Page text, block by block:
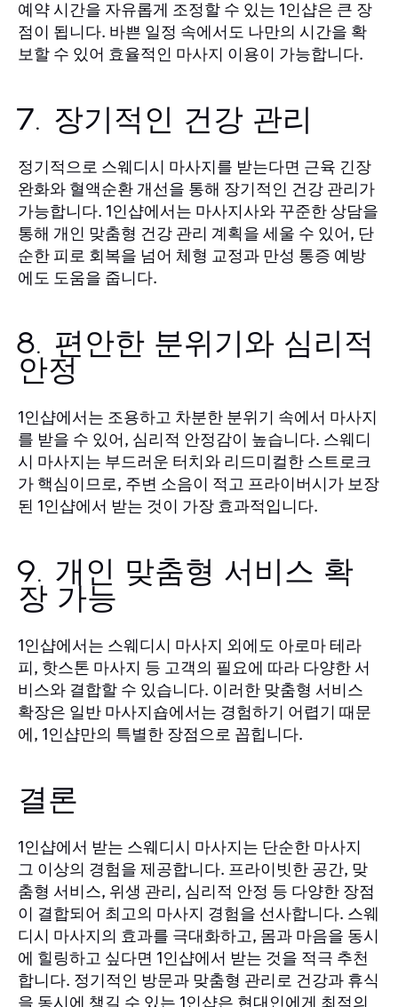
예약 시간을 자유롭게 조정할 수 있는 1인샵은 큰 장
점이 됩니다. 바쁜 일정 속에서도 나만의 시간을 확
보할 수 있어 효율적인 마사지 이용이 가능합니다.
7. 장기적인 건강 관리
정기적으로 스웨디시 마사지를 받는다면 근육 긴장
완화와 혈액순환 개선을 통해 장기적인 건강 관리가
가능합니다. 1인샵에서는 마사지사와 꾸준한 상담을
통해 개인 맞춤형 건강 관리 계획을 세울 수 있어, 단
순한 피로 회복을 넘어 체형 교정과 만성 통증 예방
에도 도움을 줍니다.
8. 편안한 분위기와 심리적
안정
1인샵에서는 조용하고 차분한 분위기 속에서 마사지
를 받을 수 있어, 심리적 안정감이 높습니다. 스웨디
시 마사지는 부드러운 터치와 리드미컬한 스트로크
가 핵심이므로, 주변 소음이 적고 프라이버시가 보장
된 1인샵에서 받는 것이 가장 효과적입니다.
9. 개인 맞춤형 서비스 확
장 가능
1인샵에서는 스웨디시 마사지 외에도 아로마 테라
피, 핫스톤 마사지 등 고객의 필요에 따라 다양한 서
비스와 결합할 수 있습니다. 이러한 맞춤형 서비스
확장은 일반 마사지숍에서는 경험하기 어렵기 때문
에, 1인샵만의 특별한 장점으로 꼽힙니다.
결론
1인샵에서 받는 스웨디시 마사지는 단순한 마사지
그 이상의 경험을 제공합니다. 프라이빗한 공간, 맞
춤형 서비스, 위생 관리, 심리적 안정 등 다양한 장점
이 결합되어 최고의 마사지 경험을 선사합니다. 스웨
디시 마사지의 효과를 극대화하고, 몸과 마음을 동시
에 힐링하고 싶다면 1인샵에서 받는 것을 적극 추천
합니다. 정기적인 방문과 맞춤형 관리로 건강과 휴식
을 동시에 챙길 수 있는 1인샵은 현대인에게 최적의